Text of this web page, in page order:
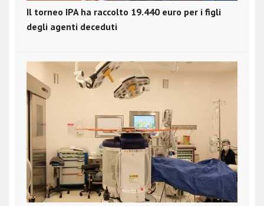
Il torneo IPA ha raccolto 19.440 euro per i figli
degli agenti deceduti